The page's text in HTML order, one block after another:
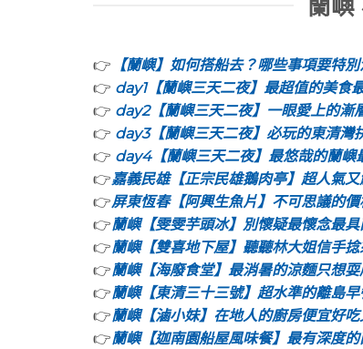
👉 【蘭嶼】如何搭船去？哪些事項要特
👉 day1【蘭嶼三天二夜】最超值的美食
👉 day2【蘭嶼三天二夜】一眼愛上的漸
👉 day3【蘭嶼三天二夜】必玩的東清灣
👉 day4【蘭嶼三天二夜】最悠哉的蘭嶼
👉嘉義民雄【正宗民雄鵝肉亭】超人氣
👉屏東恆春【阿興生魚片】不可思議的
👉蘭嶼【雯雯芋頭冰】別懷疑最懷念最
👉蘭嶼【雙喜地下屋】聽聽林大姐信手
👉蘭嶼【海廢食堂】最消暑的涼麵只想
👉蘭嶼【東清三十三號】超水準的離島
👉蘭嶼【滷小妹】在地人的廚房便宜好
👉蘭嶼【迦南園船屋風味餐】最有深度